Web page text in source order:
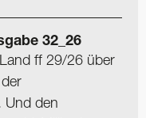
32_26
ff 29/26 über
der
Und den